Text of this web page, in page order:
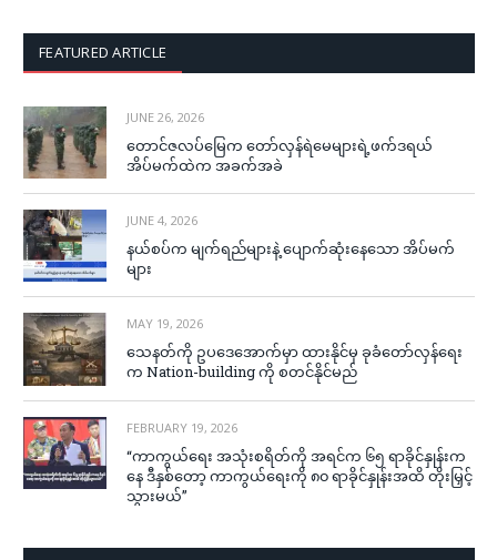
FEATURED ARTICLE
JUNE 26, 2026
တောင်ဇလပ်မြေက တော်လှန်ရဲမေများရဲ့ဖက်ဒရယ်
အိပ်မက်ထဲက အခက်အခဲ
JUNE 4, 2026
နယ်စပ်က မျက်ရည်များနဲ့ ပျောက်ဆုံးနေသော အိပ်မက်
များ
MAY 19, 2026
သေနတ်ကို ဥပဒေအောက်မှာ ထားနိုင်မှ ခုခံတော်လှန်ရေး
က Nation-building ကို စတင်နိုင်မည်
FEBRUARY 19, 2026
“ကာကွယ်ရေး အသုံးစရိတ်ကို အရင်က ၆၅ ရာခိုင်နှုန်းက
နေ ဒီနှစ်တော့ ကာကွယ်ရေးကို ၈၀ ရာခိုင်နှုန်းအထိ တိုးမြှင့်
သွားမယ်”